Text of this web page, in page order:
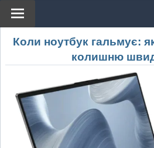
Коли ноутбук гальмує:
колишню